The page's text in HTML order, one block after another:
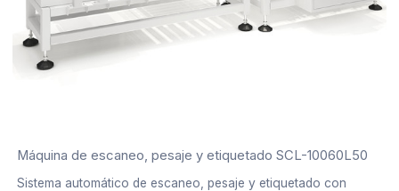
Máquina de escaneo, pesaje y etiquetado SCL-10060L50
Sistema automático de escaneo, pesaje y etiquetado con